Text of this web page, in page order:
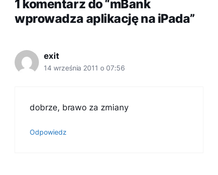
1 komentarz do “mBank
wprowadza aplikację na iPada”
exit
14 września 2011 o 07:56
dobrze, brawo za zmiany
Odpowiedz